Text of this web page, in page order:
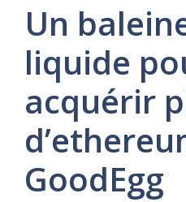
Un
liquide
acquérir
GoodEgg